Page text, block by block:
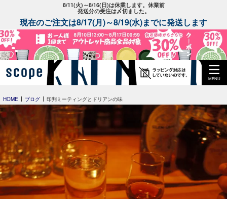
8/11(火)～8/16(日)は休業します。休業前
発送分の受注は〆切ました。
現在のご注文は8/17(月)～8/19(水)までに発送します
MENU
HOME ブログ 印判ミーティングとドリアンの味